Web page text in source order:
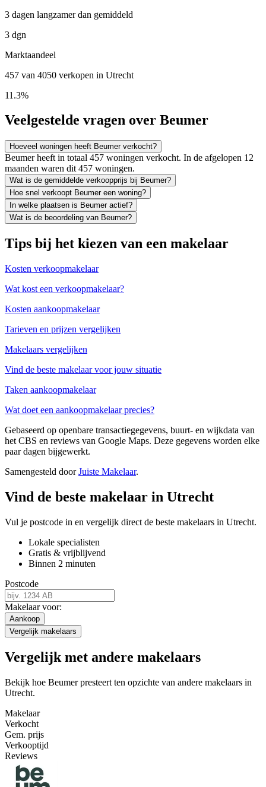
3 dagen langzamer dan gemiddeld
3 dgn
Marktaandeel
457 van 4050 verkopen in Utrecht
11.3%
Veelgestelde vragen over Beumer
Hoeveel woningen heeft Beumer verkocht?
Beumer heeft in totaal 457 woningen verkocht. In de afgelopen 12
maanden waren dit 457 woningen.
Wat is de gemiddelde verkoopprijs bij Beumer?
Hoe snel verkoopt Beumer een woning?
In welke plaatsen is Beumer actief?
Wat is de beoordeling van Beumer?
Tips bij het kiezen van een makelaar
Kosten verkoopmakelaar
Wat kost een verkoopmakelaar?
Kosten aankoopmakelaar
Tarieven en prijzen vergelijken
Makelaars vergelijken
Vind de beste makelaar voor jouw situatie
Taken aankoopmakelaar
Wat doet een aankoopmakelaar precies?
Gebaseerd op openbare transactiegegevens, buurt- en wijkdata van
het CBS en reviews van Google Maps. Deze gegevens worden elke
paar dagen bijgewerkt.
Samengesteld doorJuiste Makelaar.
Vind de beste makelaar in Utrecht
Vul je postcode in en vergelijk direct de beste makelaars in Utrecht.
Lokale specialisten
Gratis & vrijblijvend
Binnen 2 minuten
Postcode
Makelaar voor:
Aankoop
Vergelijk makelaars
Vergelijk met andere makelaars
Bekijk hoe Beumer presteert ten opzichte van andere makelaars in
Utrecht.
Makelaar
Verkocht
Gem. prijs
Verkooptijd
Reviews